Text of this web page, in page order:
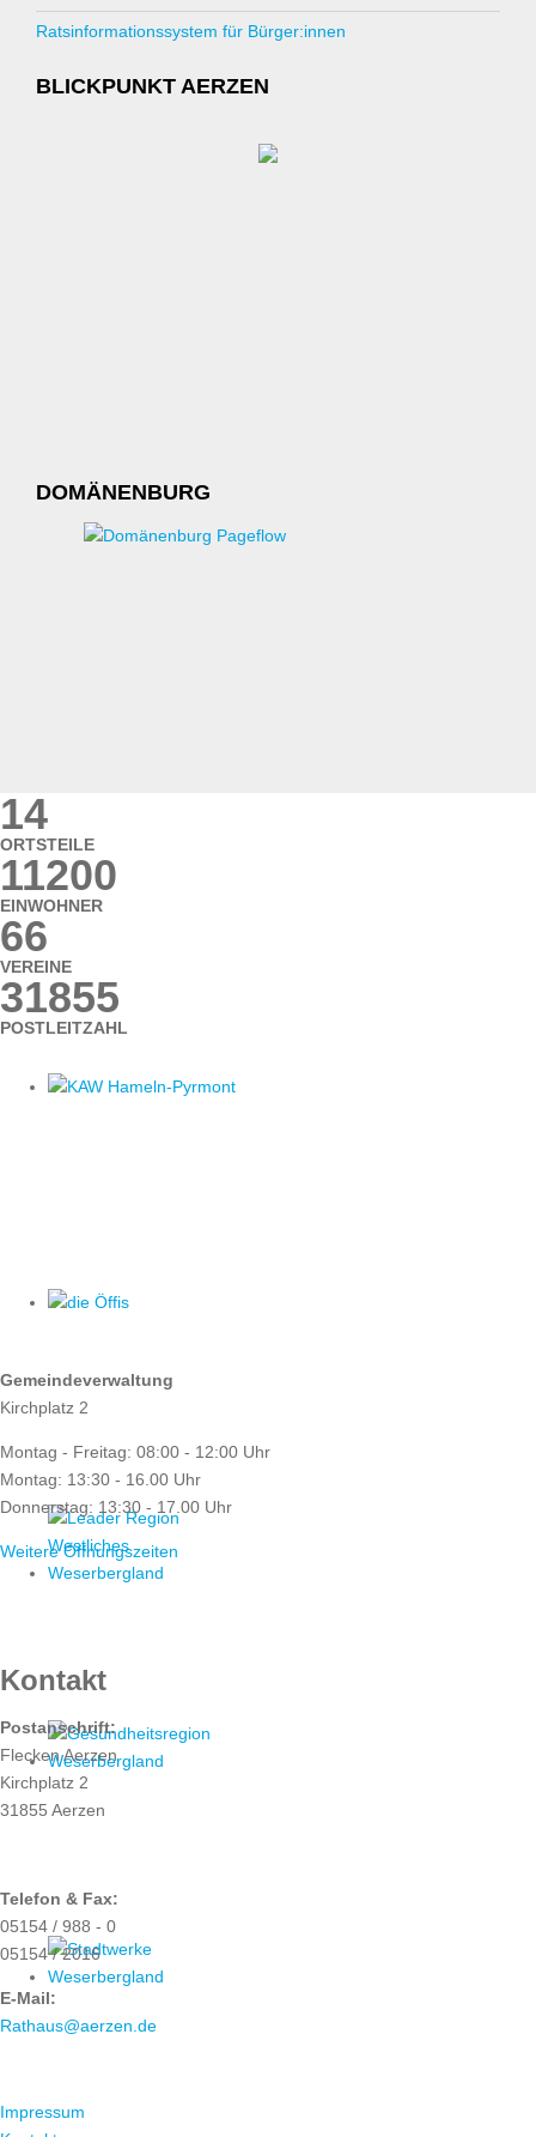
Ratsinformationssystem für Bürger:innen
BLICKPUNKT AERZEN
DOMÄNENBURG
14
ORTSTEILE
11200
EINWOHNER
66
VEREINE
31855
POSTLEITZAHL
Gemeindeverwaltung
Kirchplatz 2
Montag - Freitag: 08:00 - 12:00 Uhr
Montag: 13:30 - 16.00 Uhr
Donnerstag: 13:30 - 17.00 Uhr
Weitere Öffnungszeiten
Kontakt
Postanschrift:
Flecken Aerzen
Kirchplatz 2
31855 Aerzen
Telefon & Fax:
05154 / 988 - 0
05154 / 2016
E-Mail:
Rathaus@aerzen.de
Impressum